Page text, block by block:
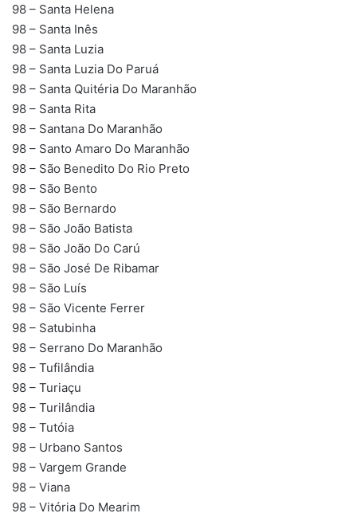
98 – Santa Helena
98 – Santa Inês
98 – Santa Luzia
98 – Santa Luzia Do Paruá
98 – Santa Quitéria Do Maranhão
98 – Santa Rita
98 – Santana Do Maranhão
98 – Santo Amaro Do Maranhão
98 – São Benedito Do Rio Preto
98 – São Bento
98 – São Bernardo
98 – São João Batista
98 – São João Do Carú
98 – São José De Ribamar
98 – São Luís
98 – São Vicente Ferrer
98 – Satubinha
98 – Serrano Do Maranhão
98 – Tufilândia
98 – Turiaçu
98 – Turilândia
98 – Tutóia
98 – Urbano Santos
98 – Vargem Grande
98 – Viana
98 – Vitória Do Mearim